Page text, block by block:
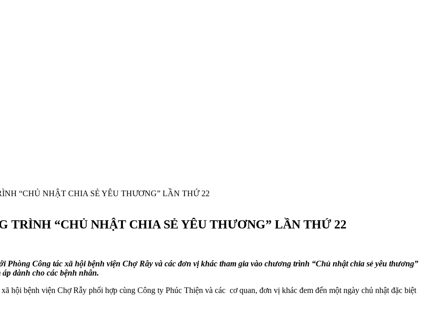
“CHỦ NHẬT CHIA SẺ YÊU THƯƠNG” LẦN THỨ 22
TRÌNH “CHỦ NHẬT CHIA SẺ YÊU THƯƠNG” LẦN THỨ 22
Phòng Công tác xã hội bệnh viện Chợ Rẫy và các đơn vị khác tham gia vào chương trình “Chủ nhật chia sẻ yêu thương”
dành cho các bệnh nhân.
hội bệnh viện Chợ Rẫy phối hợp cùng Công ty Phúc Thiện và các cơ quan, đơn vị khác đem đến một ngày chủ nhật đặc biệt